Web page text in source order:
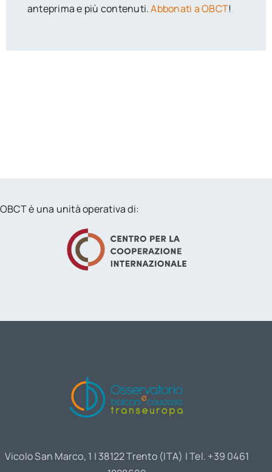
anteprima e più contenuti.Abbonati a OBCT!
OBCT è una unità operativa di:
Vicolo San Marco, 1 | 38122 Trento (ITA) | Tel. +39 0461